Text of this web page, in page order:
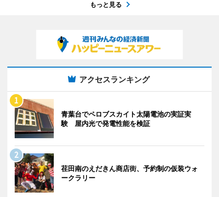
もっと見る
アクセスランキング
青葉台でペロブスカイト太陽電池の実証実
験 屋内光で発電性能を検証
荏田南のえだきん商店街、予約制の仮装ウォ
ークラリー